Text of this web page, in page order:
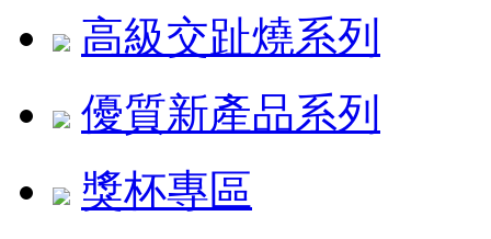
高級交趾燒系列
優質新產品系列
獎杯專區